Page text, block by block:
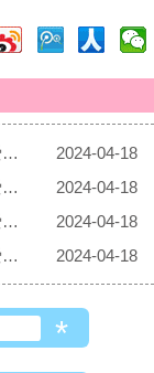
热烈庆祝云南母婴店加盟商赵先生加盟爱亲母婴！预祝生意兴隆！
2024-04-18
热烈庆祝河南母婴店加盟商陈先生加盟爱亲母婴！预祝生意兴隆！
2024-04-18
热烈庆祝山西母婴店加盟商江女士加盟爱亲母婴！预祝生意兴隆！
2024-04-18
热烈庆祝广西母婴店加盟商卢先生加盟爱亲母婴！预祝生意兴隆！
2024-04-18
*